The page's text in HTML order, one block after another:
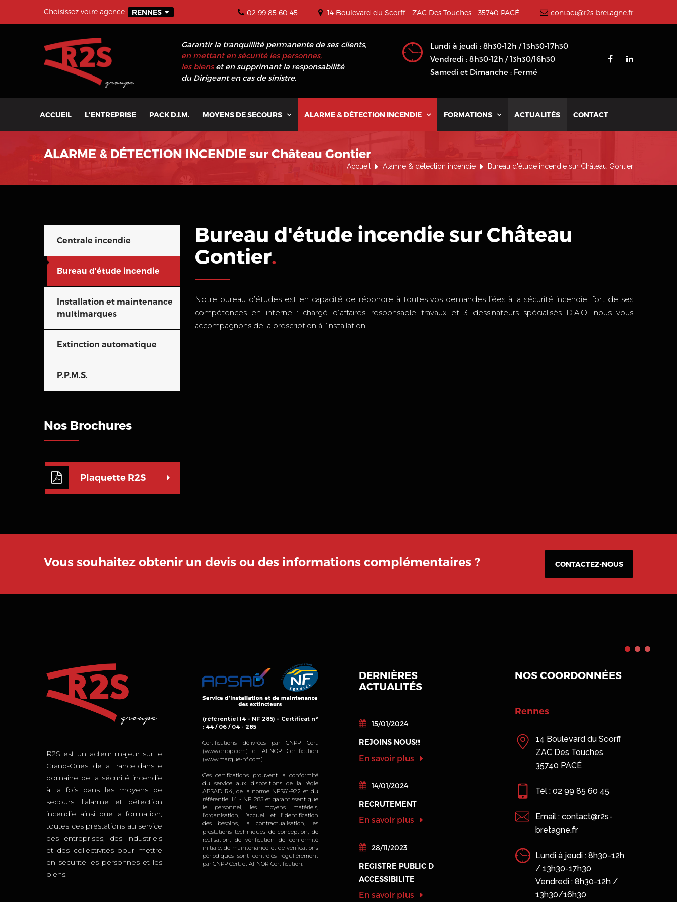
Choisissez votre agence RENNES 02 99 85 60 45 14 Boulevard du Scorff - ZAC Des Touches - 35740 PACÉ contact@r2s-bretagne.fr
Garantir la tranquillité permanente de ses clients,
en mettant en sécurité les personnes,
les bienset en supprimant la responsabilité
du Dirigeant en cas de sinistre.
Lundi à jeudi : 8h30-12h / 13h30-17h30
Vendredi : 8h30-12h / 13h30/16h30
Samedi et Dimanche : Fermé
ACCUEIL L'ENTREPRISE PACK D.I.M. MOYENS DE SECOURS  ALARME & DÉTECTION INCENDIE  FORMATIONS  ACTUALITÉS CONTACT
ALARME & DÉTECTION INCENDIE sur Château Gontier
Accueil Alamre & détection incendie Bureau d'étude incendie sur Château Gontier
Bureau d'étude incendie sur Château
Gontier.
Notre bureau d’études est en capacité de répondre à toutes vos demandes liées à la sécurité incendie, fort de ses
compétences en interne : chargé d’affaires, responsable travaux et 3 dessinateurs spécialisés D.A.O, nous vous
accompagnons de la prescription à l’installation.
Centrale incendie
Bureau d'étude incendie
Installation et maintenance
multimarques
Extinction automatique
P.P.M.S.
Nos Brochures
Plaquette R2S
Vous souhaitez obtenir un devis ou des informations complémentaires ? CONTACTEZ-NOUS
R2S est un acteur majeur sur le
Grand-Ouest de la France dans le
domaine de la sécurité incendie
à la fois dans les moyens de
secours, l'alarme et détection
incendie ainsi que la formation,
toutes ces prestations au service
des entreprises, des industriels
et des collectivités pour mettre
en sécurité les personnes et les
biens.
(référentiel I4 - NF 285) - Certificat n°
: 44 / 06 / 04 - 285
Certifications délivrées par CNPP Cert.
(www.cnpp.com) et AFNOR Certification
(www.marque-nf.com).
Ces certifications prouvent la conformité
du service aux dispositions de la règle
APSAD R4, de la norme NFS61-922 et du
référentiel I4 - NF 285 et garantissent que
le personnel, les moyens matériels,
l’organisation, l’accueil et l’identification
des besoins, la contractualisation, les
prestations techniques de conception, de
réalisation, de vérification de conformité
initiale, de maintenance et de vérifications
périodiques sont contrôlés régulièrement
par CNPP Cert. et AFNOR Certification.
DERNIÈRES
ACTUALITÉS
15/01/2024
REJOINS NOUS!!!
En savoir plus
14/01/2024
RECRUTEMENT
En savoir plus
28/11/2023
REGISTRE PUBLIC D
ACCESSIBILITE
En savoir plus
NOS COORDONNÉES
Rennes
14 Boulevard du Scorff
ZAC Des Touches
35740 PACÉ
Tél : 02 99 85 60 45
Email : contact@r2s-
bretagne.fr
Lundi à jeudi : 8h30-12h
/ 13h30-17h30
Vendredi : 8h30-12h /
13h30/16h30